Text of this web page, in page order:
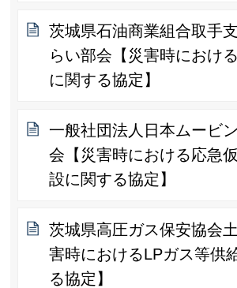
茨城県石油商業組合取手
らい部会【災害時におけ
に関する協定】
一般社団法人日本ムービ
会【災害時における応急
設に関する協定】
茨城県高圧ガス保安協会
害時におけるLPガス等供
る協定】